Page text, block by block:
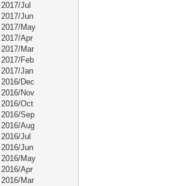
2017/Jul
2017/Jun
2017/May
2017/Apr
2017/Mar
2017/Feb
2017/Jan
2016/Dec
2016/Nov
2016/Oct
2016/Sep
2016/Aug
2016/Jul
2016/Jun
2016/May
2016/Apr
2016/Mar